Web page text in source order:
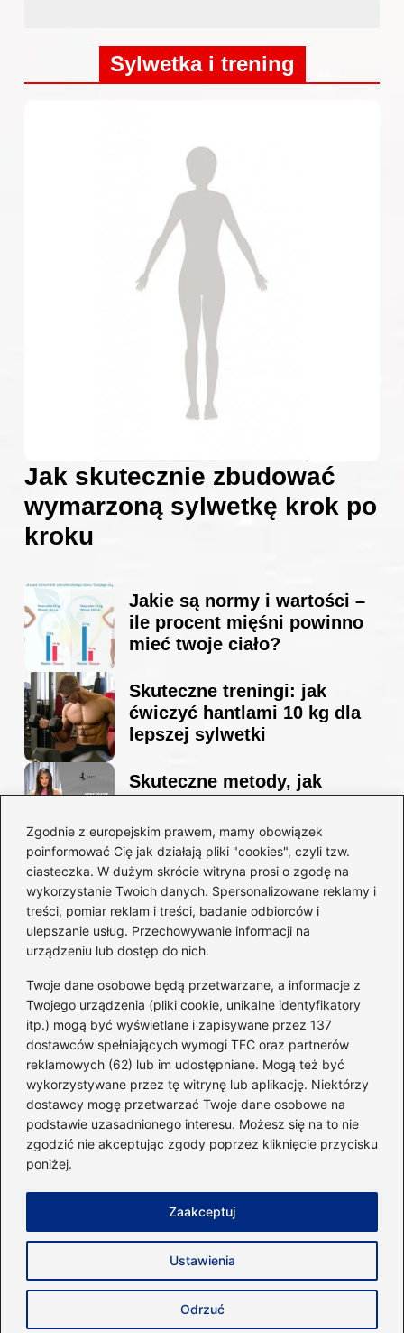
Zgodnie z europejskim prawem, mamy obowiązek
poinformować Cię jak działają pliki "cookies", czyli tzw.
ciasteczka. W dużym skrócie witryna prosi o zgodę na
wykorzystanie Twoich danych. Spersonalizowane reklamy i
treści, pomiar reklam i treści, badanie odbiorców i
ulepszanie usług. Przechowywanie informacji na
urządzeniu lub dostęp do nich.
Twoje dane osobowe będą przetwarzane, a informacje z
Twojego urządzenia (pliki cookie, unikalne identyfikatory
itp.) mogą być wyświetlane i zapisywane przez 137
dostawców spełniających wymogi TFC oraz partnerów
reklamowych (62) lub im udostępniane. Mogą też być
wykorzystywane przez tę witrynę lub aplikację. Niektórzy
dostawcy mogę przetwarzać Twoje dane osobowe na
podstawie uzasadnionego interesu. Możesz się na to nie
zgodzić nie akceptując zgody poprzez kliknięcie przycisku
poniżej.
Ustawienia
Odrzuć
Zaakceptuj
Sylwetka i trening
Jak skutecznie zbudować
wymarzoną sylwetkę krok po
kroku
Jakie są normy i wartości –
ile procent mięśni powinno
mieć twoje ciało?
Skuteczne treningi: jak
ćwiczyć hantlami 10 kg dla
lepszej sylwetki
Skuteczne metody, jak
sylwetkę w zaledwie 90 dni
Idealny garnitur: jak dobrać
go do swojej sylwetki?
Kategorie
Dieta i kalorie(221)
Fitness(236)
Siłownia(101)
Sport(60)
Sprzęt i akcesoria(25)
Suplementy(38)
Copyright © 2026 40minut.pl
Zasady użytkowania
Napisz do nas